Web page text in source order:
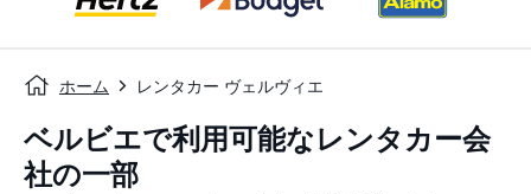
ホーム レンタカー ヴェルヴィエ
ベルビエで利用可能なレンタカー会
社の一部